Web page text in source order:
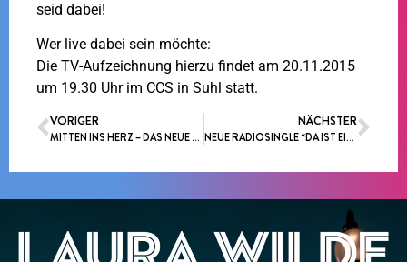
seid dabei!
Wer live dabei sein möchte:
Die TV-Aufzeichnung hierzu findet am 20.11.2015
um 19.30 Uhr im CCS in Suhl statt.
VORIGER
MITTEN INS HERZ – DAS NEUE VIDEO!
NÄCHSTER
NEUE RADIOSINGLE “DA IST EIN ENGEL”